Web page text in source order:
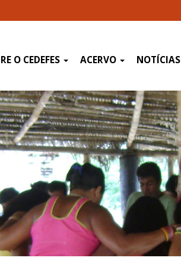
O CEDEFES ACERVO NOTÍCIAS